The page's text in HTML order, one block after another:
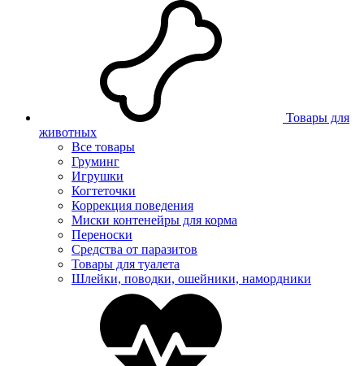
Товары для
животных
Все товары
Груминг
Игрушки
Когтеточки
Коррекция поведения
Миски контенейры для корма
Переноски
Средства от паразитов
Товары для туалета
Шлейки, поводки, ошейники, намордники